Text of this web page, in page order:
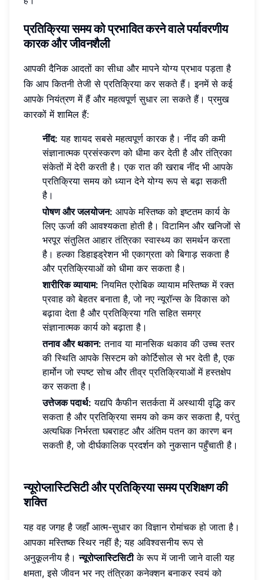
प्रतिक्रिया समय को प्रभावित करने वाले पर्यावरणीय
कारक और जीवनशैली
आपकी दैनिक आदतों का सीधा और मापने योग्य प्रभाव पड़ता है
कि आप कितनी तेजी से प्रतिक्रिया कर सकते हैं। इनमें से कई
आपके नियंत्रण में हैं और महत्वपूर्ण सुधार ला सकते हैं। प्रमुख
कारकों में शामिल हैं:
नींद: यह शायद सबसे महत्वपूर्ण कारक है। नींद की कमी
संज्ञानात्मक प्रसंस्करण को धीमा कर देती है और तंत्रिका
संकेतों में देरी करती है। एक रात की खराब नींद भी आपके
प्रतिक्रिया समय को ध्यान देने योग्य रूप से बढ़ा सकती
है।
पोषण और जलयोजन: आपके मस्तिष्क को इष्टतम कार्य के
लिए ऊर्जा की आवश्यकता होती है। विटामिन और खनिजों से
भरपूर संतुलित आहार तंत्रिका स्वास्थ्य का समर्थन करता
है। हल्का डिहाइड्रेशन भी एकाग्रता को बिगाड़ सकता है
और प्रतिक्रियाओं को धीमा कर सकता है।
शारीरिक व्यायाम: नियमित एरोबिक व्यायाम मस्तिष्क में रक्त
प्रवाह को बेहतर बनाता है, जो नए न्यूरॉन्स के विकास को
बढ़ावा देता है और प्रतिक्रिया गति सहित समग्र
संज्ञानात्मक कार्य को बढ़ाता है।
तनाव और थकान: तनाव या मानसिक थकाव की उच्च स्तर
की स्थिति आपके सिस्टम को कोर्टिसोल से भर देती है, एक
हार्मोन जो स्पष्ट सोच और तीव्र प्रतिक्रियाओं में हस्तक्षेप
कर सकता है।
उत्तेजक पदार्थ: यद्यपि कैफीन सतर्कता में अस्थायी वृद्धि कर
सकता है और प्रतिक्रिया समय को कम कर सकता है, परंतु
अत्यधिक निर्भरता घबराहट और अंतिम पतन का कारण बन
सकती है, जो दीर्घकालिक प्रदर्शन को नुकसान पहुँचाती है।
न्यूरोप्लास्टिसिटी और प्रतिक्रिया समय प्रशिक्षण की
शक्ति
यह वह जगह है जहाँ आत्म-सुधार का विज्ञान रोमांचक हो जाता है।
आपका मस्तिष्क स्थिर नहीं है; यह अविश्वसनीय रूप से
अनुकूलनीय है।न्यूरोप्लास्टिसिटीके रूप में जानी जाने वाली यह
क्षमता, इसे जीवन भर नए तंत्रिका कनेक्शन बनाकर स्वयं को